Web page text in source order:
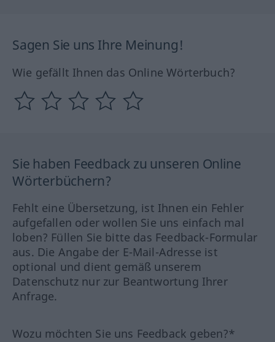
Sagen Sie uns Ihre Meinung!
Wie gefällt Ihnen das Online Wörterbuch?
Sie haben Feedback zu unseren Online
Wörterbüchern?
Fehlt eine Übersetzung, ist Ihnen ein Fehler
aufgefallen oder wollen Sie uns einfach mal
loben? Füllen Sie bitte das Feedback-Formular
aus. Die Angabe der E-Mail-Adresse ist
optional und dient gemäß unserem
Datenschutz nur zur Beantwortung Ihrer
Anfrage.
Wozu möchten Sie uns Feedback geben?*